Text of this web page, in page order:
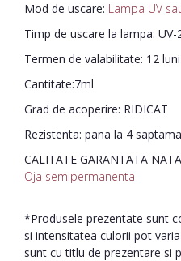
Mod de uscare: Lampa UV
Timp de uscare la lampa:
Termen de valabilitate: 12
Cantitate:7ml
Grad de acoperire: RIDICAT
Rezistenta: pana la 4
CALITATE GARANTATA
Oja semipermanenta
*Produsele prezentate sunt
si intensitatea culorii pot
sunt cu titlu de prezentare si